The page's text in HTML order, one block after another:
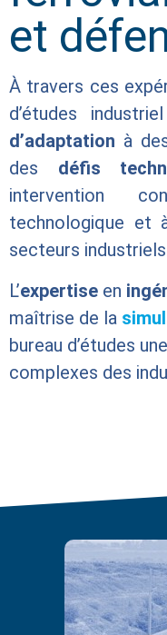
et
À travers ces
d’études
d’adaptation à
des défis
intervention
technologique et
secteurs
L’expertise en
maîtrise de la
bureau d’études une
complexes des